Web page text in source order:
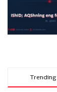
Trending